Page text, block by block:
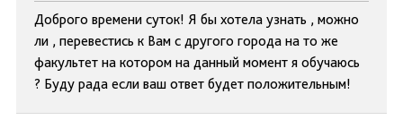
Доброго времени суток! Я бы хотела узнать , можно
ли , перевестись к Вам с другого города на то же
факультет на котором на данный момент я обучаюсь
? Буду рада если ваш ответ будет положительным!